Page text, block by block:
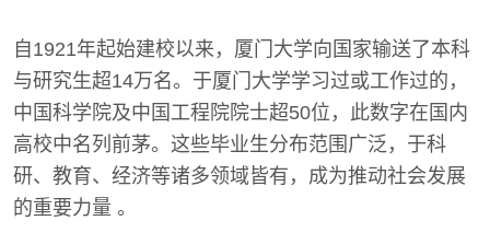
自1921年起始建校以来，厦门大学向国家输送了本科
与研究生超14万名。于厦门大学学习过或工作过的，
中国科学院及中国工程院院士超50位，此数字在国内
高校中名列前茅。这些毕业生分布范围广泛，于科
研、教育、经济等诸多领域皆有，成为推动社会发展
的重要力量 。